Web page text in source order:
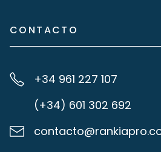
CONTACTO
+34 961 227 107
(+34) 601 302 692